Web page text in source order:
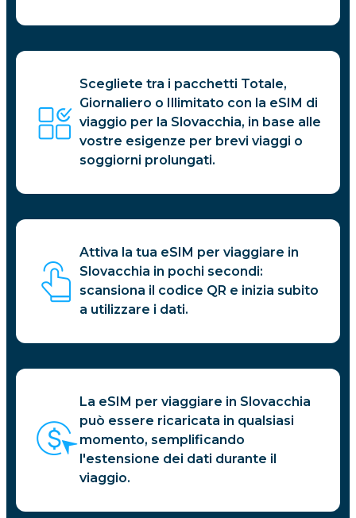
Scegliete tra i pacchetti Totale,
Giornaliero o Illimitato con la eSIM di
viaggio per la Slovacchia, in base alle
vostre esigenze per brevi viaggi o
soggiorni prolungati.
Attiva la tua eSIM per viaggiare in
Slovacchia in pochi secondi:
scansiona il codice QR e inizia subito
a utilizzare i dati.
La eSIM per viaggiare in Slovacchia
può essere ricaricata in qualsiasi
momento, semplificando
l'estensione dei dati durante il
viaggio.